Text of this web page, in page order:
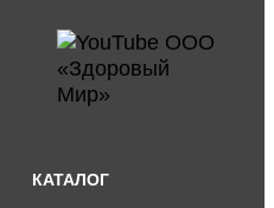
КАТАЛОГ